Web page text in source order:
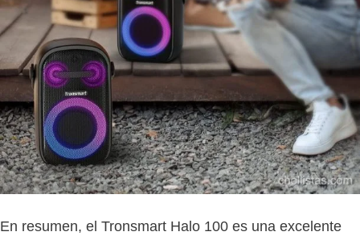
En resumen, el Tronsmart Halo 100 es una excelente